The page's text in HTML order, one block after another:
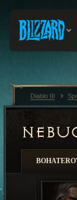
Diablo III